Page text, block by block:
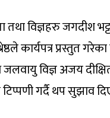
तथा विज्ञहरु जगदीश
कार्यपत्र प्रस्तुत
जलवायु विज्ञ अजय
गर्दै थप सुझाव